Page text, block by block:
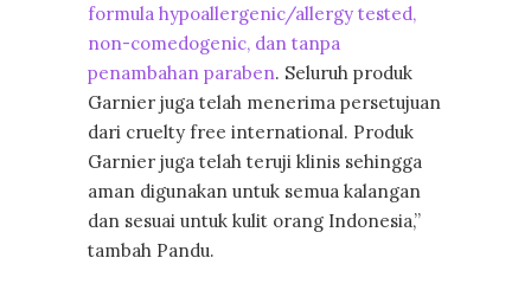
formula hypoallergenic/allergy tested,
non-comedogenic, dan tanpa
penambahan paraben. Seluruh produk
Garnier juga telah menerima persetujuan
dari cruelty free international. Produk
Garnier juga telah teruji klinis sehingga
aman digunakan untuk semua kalangan
dan sesuai untuk kulit orang Indonesia,”
tambah Pandu.